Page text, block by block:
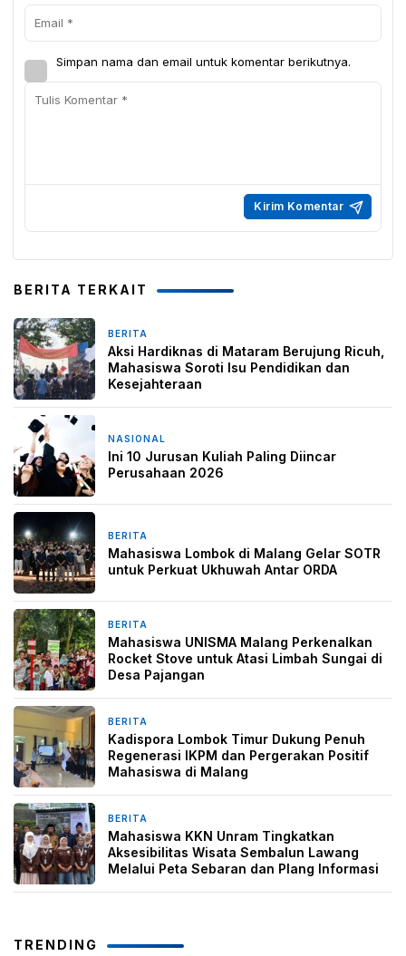
Simpan nama dan email untuk komentar berikutnya.
BERITA TERKAIT
BERITA
Aksi Hardiknas di Mataram Berujung Ricuh,
Mahasiswa Soroti Isu Pendidikan dan
Kesejahteraan
NASIONAL
Ini 10 Jurusan Kuliah Paling Diincar
Perusahaan 2026
BERITA
Mahasiswa Lombok di Malang Gelar SOTR
untuk Perkuat Ukhuwah Antar ORDA
BERITA
Mahasiswa UNISMA Malang Perkenalkan
Rocket Stove untuk Atasi Limbah Sungai di
Desa Pajangan
BERITA
Kadispora Lombok Timur Dukung Penuh
Regenerasi IKPM dan Pergerakan Positif
Mahasiswa di Malang
BERITA
Mahasiswa KKN Unram Tingkatkan
Aksesibilitas Wisata Sembalun Lawang
Melalui Peta Sebaran dan Plang Informasi
TRENDING